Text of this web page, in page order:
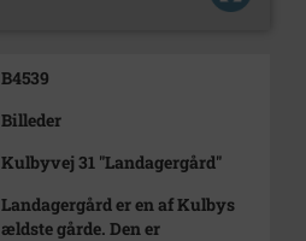
B4539
Billeder
Kulbyvej 31 "Landagergård"
Landagergård er en af Kulbys
ældste gårde. Den er